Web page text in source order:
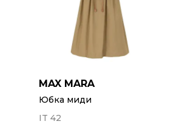
MAX MARA
Юбка миди
IT 42